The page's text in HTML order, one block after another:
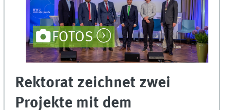
FOTOS
Rektorat zeichnet zwei
Projekte mit dem